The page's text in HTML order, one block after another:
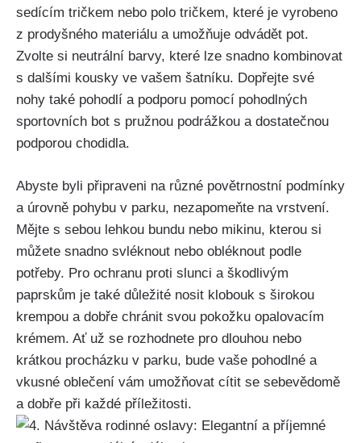
sedícím tričkem nebo polo tričkem, které je vyrobeno
z⁤ prodyšného materiálu​ a‍ umožňuje odvádět pot.
Zvolte si neutrální barvy, které ⁢lze snadno kombinovat
s dalšími kousky ve vašem⁣ šatníku. Dopřejte své
nohy také pohodlí a podporu pomocí pohodlných ​
sportovních bot s pružnou podrážkou a ⁣dostatečnou
⁢podporou chodidla.
Abyste byli připraveni na různé ‍povětrnostní podmínky
⁢a‌ úrovně‍ pohybu⁤ v parku, nezapomeňte na vrstvení.
Mějte s ⁤sebou lehkou bundu nebo ⁢mikinu, kterou⁣ si ​
můžete snadno ‌svléknout nebo obléknout ⁣podle
potřeby.‍ Pro ochranu proti slunci a škodlivým
paprskům je také ‌důležité ‌nosit klobouk s širokou
krempou a ⁢dobře chránit ‍svou pokožku opalovacím
krémem. Ať‍ už se rozhodnete pro dlouhou nebo
krátkou procházku v parku, bude vaše pohodlné a
vkusné oblečení vám umožňovat⁣ cítit se sebevědomě
a ⁤dobře při ⁢každé příležitosti.